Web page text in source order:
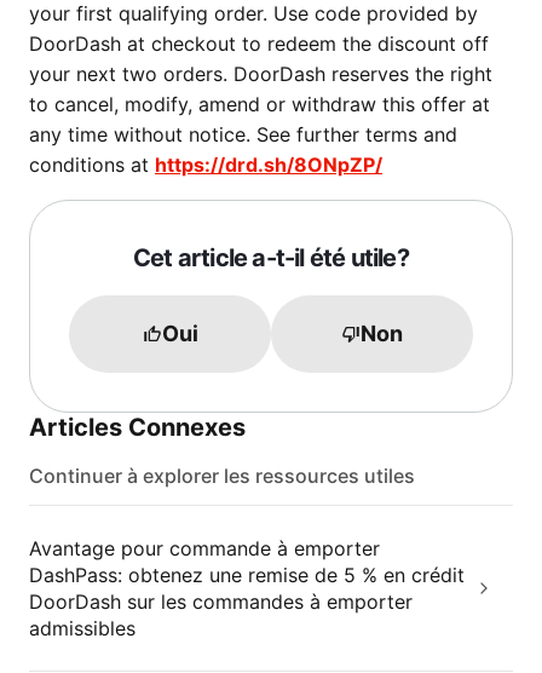
your first qualifying order. Use code provided by
DoorDash at checkout to redeem the discount off
your next two orders. DoorDash reserves the right
to cancel, modify, amend or withdraw this offer at
any time without notice. See further terms and
conditions at https://drd.sh/8ONpZP/
Cet article a-t-il été utile?
Oui Non
Articles Connexes
Continuer à explorer les ressources utiles
Avantage pour commande à emporter
DashPass: obtenez une remise de 5 % en crédit
DoorDash sur les commandes à emporter
admissibles